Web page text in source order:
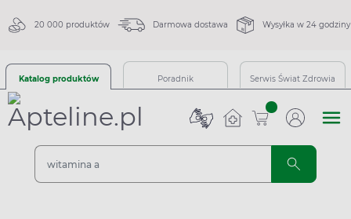
20 000 produktów Darmowa dostawa Wysyłka w 24 godziny
Katalog produktów Poradnik Serwis Świat Zdrowia
sztuk